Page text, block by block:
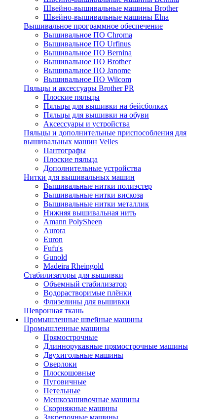
Швейно-вышивальные машины Brother
Швейно-вышивальные машины Elna
Вышивальное программное обеспечение
Вышивальное ПО Chroma
Вышивальное ПО Urfinus
Вышивальное ПО Bernina
Вышивальное ПО Brother
Вышивальное ПО Janome
Вышивальное ПО Wilcom
Пяльцы и аксессуары Brother PR
Плоские пяльцы
Пяльцы для вышивки на бейсболках
Пяльцы для вышивки на обуви
Аксессуары и устройства
Пяльцы и дополнительные приспособления для
вышивальных машин Velles
Пантографы
Плоские пяльца
Дополнительные устройства
Нитки для вышивальных машин
Вышивальные нитки полиэстер
Вышивальные нитки вискоза
Вышивальные нитки металлик
Нижняя вышивальная нить
Amann PolySheen
Aurora
Euron
Fufu's
Gunold
Madeira Rheingold
Стабилизаторы для вышивки
Объемный стабилизатор
Водорастворимые плёнки
Флизелины для вышивки
Шевронная ткань
Промышленные швейные машины
Промышленные машины
Прямострочные
Длиннорукавные прямострочные машины
Двухигольные машины
Оверлоки
Плоскошовные
Пуговичные
Петельные
Мешкозашивочные машины
Скорняжные машины
Закрепочные машины